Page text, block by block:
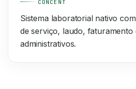
CONCENT
Sistema laboratorial nativo
de serviço, laudo, faturamento
administrativos.